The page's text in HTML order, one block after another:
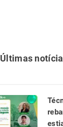
Últimas